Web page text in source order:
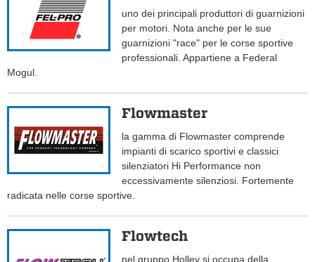
uno dei principali produttori di guarnizioni
per motori. Nota anche per le sue
guarnizioni "race" per le corse sportive
professionali. Appartiene a Federal
Mogul.
Flowmaster
la gamma di Flowmaster comprende
impianti di scarico sportivi e classici
silenziatori Hi Performance non
eccessivamente silenziosi. Fortemente
radicata nelle corse sportive.
Flowtech
nel gruppo Holley si occupa della